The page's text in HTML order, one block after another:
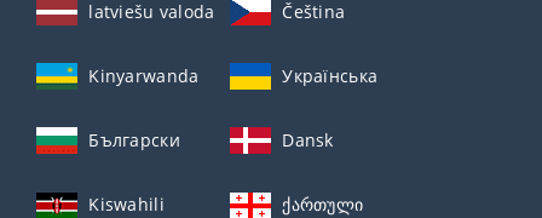
latviešu valoda Čeština
Kinyarwanda Українська
Български Dansk
Kiswahili ქართული